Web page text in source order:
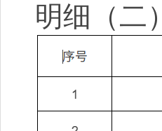
明细（二）